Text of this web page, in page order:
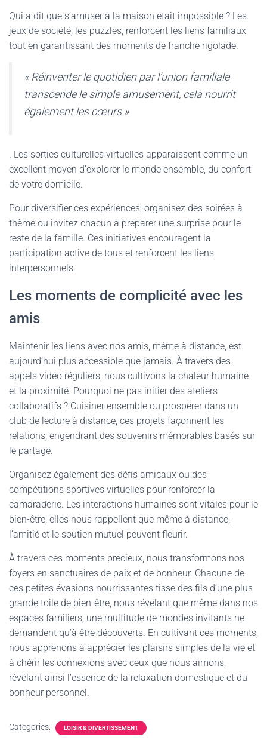
Qui a dit que s’amuser à la maison était impossible ? Les
jeux de société, les puzzles, renforcent les liens familiaux
tout en garantissant des moments de franche rigolade.
« Réinventer le quotidien par l’union familiale
transcende le simple amusement, cela nourrit
également les cœurs »
. Les sorties culturelles virtuelles apparaissent comme un
excellent moyen d’explorer le monde ensemble, du confort
de votre domicile.
Pour diversifier ces expériences, organisez des soirées à
thème ou invitez chacun à préparer une surprise pour le
reste de la famille. Ces initiatives encouragent la
participation active de tous et renforcent les liens
interpersonnels.
Les moments de complicité avec les
amis
Maintenir les liens avec nos amis, même à distance, est
aujourd’hui plus accessible que jamais. À travers des
appels vidéo réguliers, nous cultivons la chaleur humaine
et la proximité. Pourquoi ne pas initier des ateliers
collaboratifs ? Cuisiner ensemble ou prospérer dans un
club de lecture à distance, ces projets façonnent les
relations, engendrant des souvenirs mémorables basés sur
le partage.
Organisez également des défis amicaux ou des
compétitions sportives virtuelles pour renforcer la
camaraderie. Les interactions humaines sont vitales pour le
bien-être, elles nous rappellent que même à distance,
l’amitié et le soutien mutuel peuvent fleurir.
À travers ces moments précieux, nous transformons nos
foyers en sanctuaires de paix et de bonheur. Chacune de
ces petites évasions nourrissantes tisse des fils d’une plus
grande toile de bien-être, nous révélant que même dans nos
espaces familiers, une multitude de mondes invitants ne
demandent qu’à être découverts. En cultivant ces moments,
nous apprenons à apprécier les plaisirs simples de la vie et
à chérir les connexions avec ceux que nous aimons,
révélant ainsi l’essence de la relaxation domestique et du
bonheur personnel.
Categories: LOISIR & DIVERTISSEMENT